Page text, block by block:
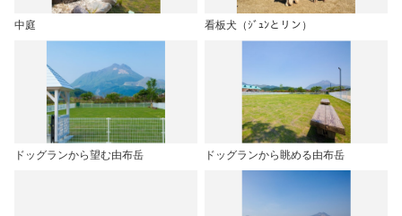
中庭 看板犬（ｼﾞｭﾝとリン）
ドッグランから望む由布岳 ドッグランから眺める由布岳